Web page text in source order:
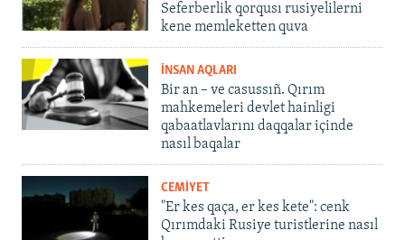
Seferberlik qorqusı rusiyelilerni
kene memleketten quva
İNSAN AQLARI
Bir an – ve casussıñ. Qırım
mahkemeleri devlet hainligi
qabaatlavlarını daqqalar içinde
nasıl baqalar
CEMİYET
"Er kes qaça, er kes kete": cenk
Qırımdaki Rusiye turistlerine nasıl